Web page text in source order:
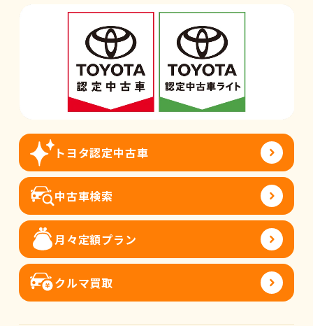
トヨタ認定中古車
中古車検索
月々定額プラン
クルマ買取